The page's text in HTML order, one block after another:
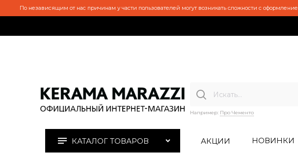
По независящим от нас причинам у части пользователей могут возникать сложности с
Например: Про Чементо
КАТАЛОГ ТОВАРОВ АКЦИИ НОВИНКИ